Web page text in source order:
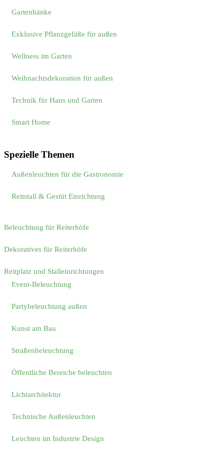
Gartenbänke
Exklusive Pflanzgefäße für außen
Wellness im Garten
Weihnachtsdekoration für außen
Technik für Haus und Garten
Smart Home
Spezielle Themen
Außenleuchten für die Gastronomie
Reitstall & Gestüt Einrichtung
Beleuchtung für Reiterhöfe
Dekoratives für Reiterhöfe
Reitplatz und Stalleinrichtungen
Event-Beleuchtung
Partybeleuchtung außen
Kunst am Bau
Straßenbeleuchtung
Öffentliche Bereiche beleuchten
Lichtarchitektur
Technische Außenleuchten
Leuchten im Industrie Design